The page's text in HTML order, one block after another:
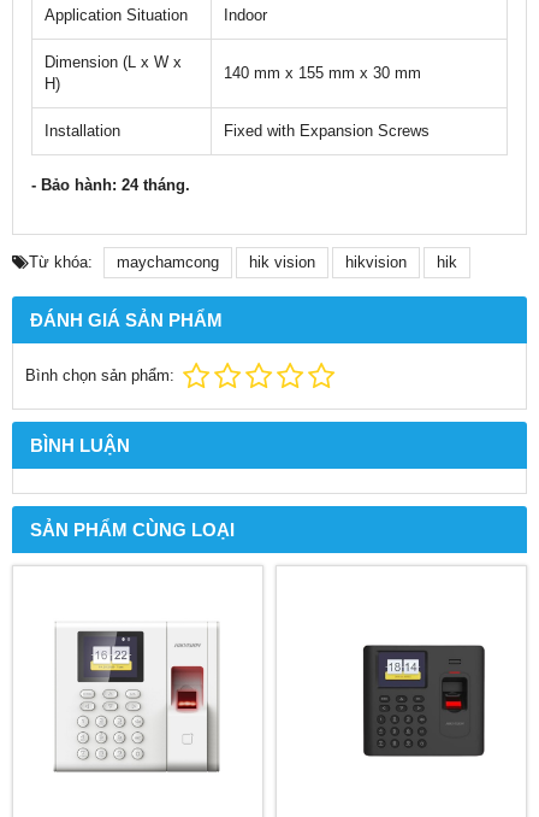
Application Situation Indoor
Dimension (L x W x
H)
140 mm x 155 mm x 30 mm
Installation Fixed with Expansion Screws
- Bảo hành: 24 tháng.
Từ khóa: maychamcong hik vision hikvision hik
ĐÁNH GIÁ SẢN PHẨM
Bình chọn sản phẩm:
BÌNH LUẬN
SẢN PHẨM CÙNG LOẠI